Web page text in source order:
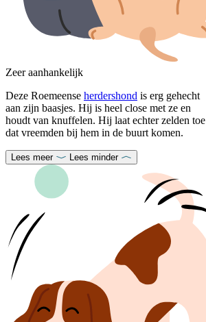
Zeer aanhankelijk
Deze Roemeense herdershond is erg gehecht
aan zijn baasjes. Hij is heel close met ze en
houdt van knuffelen. Hij laat echter zelden toe
dat vreemden bij hem in de buurt komen.
Lees meer Lees minder